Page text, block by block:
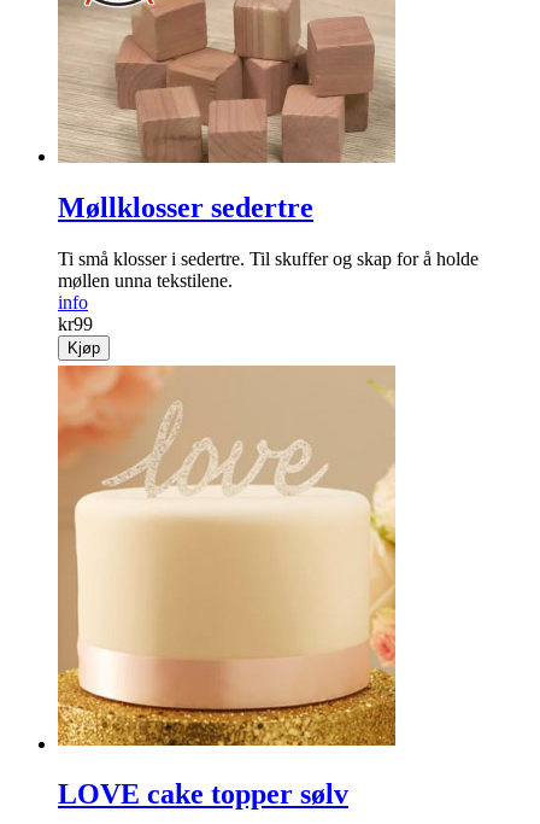
Møllklosser sedertre
Ti små klosser i sedertre. Til skuffer og skap for å holde
møllen unna tekstilene.
info
kr99
Kjøp
LOVE cake topper sølv